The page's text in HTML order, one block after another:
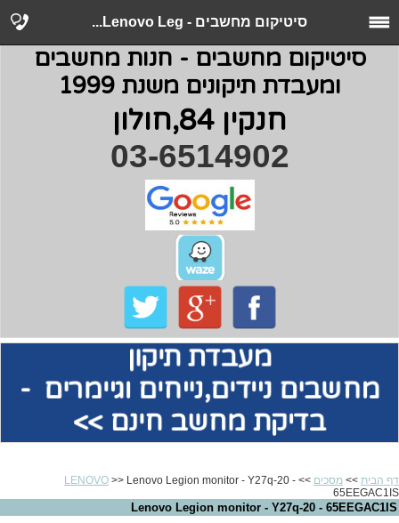
סיטיקום מחשבים - Lenovo Leg...
סיטיקום מחשבים - חנות מחשבים
ומעבדת תיקונים משנת 1999
חנקין 84,חולון
03-6514902
מעבדת תיקון
מחשביםניידים,נייחים וגיימרים -
בדיקת מחשב חינם >>
דף הבית >> מסכים >>
LENOVO >> Lenovo Legion monitor - Y27q-20 -
65EEGAC1IS
Lenovo Legion monitor - Y27q-20 - 65EEGAC1IS